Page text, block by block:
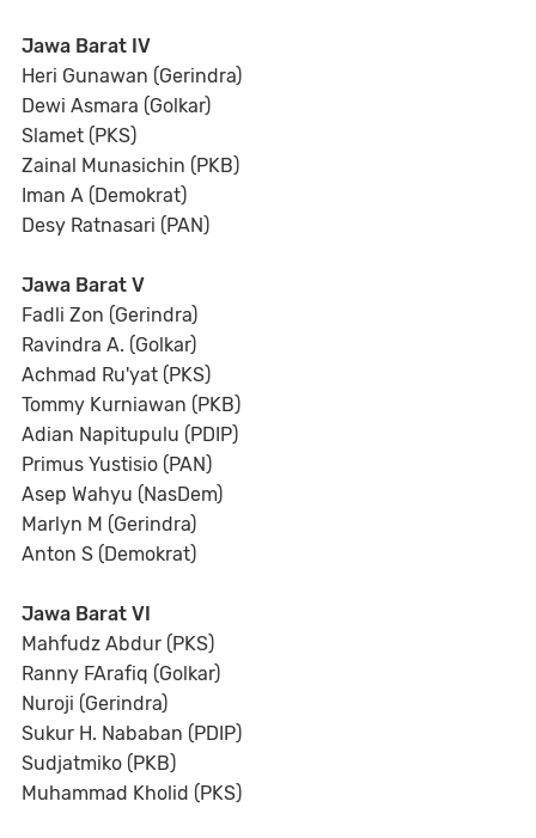
Jawa Barat IV
Heri Gunawan (Gerindra)
Dewi Asmara (Golkar)
Slamet (PKS)
Zainal Munasichin (PKB)
Iman A (Demokrat)
Desy Ratnasari (PAN)
Jawa Barat V
Fadli Zon (Gerindra)
Ravindra A. (Golkar)
Achmad Ru'yat (PKS)
Tommy Kurniawan (PKB)
Adian Napitupulu (PDIP)
Primus Yustisio (PAN)
Asep Wahyu (NasDem)
Marlyn M (Gerindra)
Anton S (Demokrat)
Jawa Barat VI
Mahfudz Abdur (PKS)
Ranny FArafiq (Golkar)
Nuroji (Gerindra)
Sukur H. Nababan (PDIP)
Sudjatmiko (PKB)
Muhammad Kholid (PKS)